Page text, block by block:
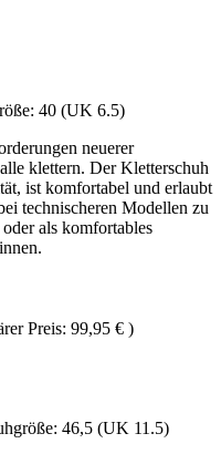
40 (UK 6.5)
neuerer
klettern. Der Kletterschuh
ist komfortabel und erlaubt
technischeren Modellen zu
als komfortables
Preis: 99,95 € )
46,5 (UK 11.5)